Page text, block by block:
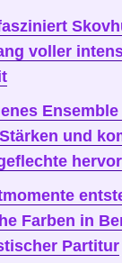
voller
und
hervor
Farben in
Partitur